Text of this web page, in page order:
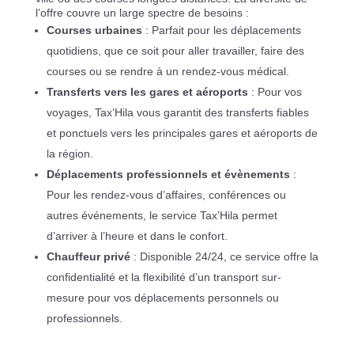
l’offre couvre un large spectre de besoins :
Courses urbaines : Parfait pour les déplacements
quotidiens, que ce soit pour aller travailler, faire des
courses ou se rendre à un rendez-vous médical.
Transferts vers les gares et aéroports : Pour vos
voyages, Tax’Hila vous garantit des transferts fiables
et ponctuels vers les principales gares et aéroports de
la région.
Déplacements professionnels et évènements :
Pour les rendez-vous d’affaires, conférences ou
autres événements, le service Tax’Hila permet
d’arriver à l’heure et dans le confort.
Chauffeur privé: Disponible 24/24, ce service offre la
confidentialité et la flexibilité d’un transport sur-
mesure pour vos déplacements personnels ou
professionnels.